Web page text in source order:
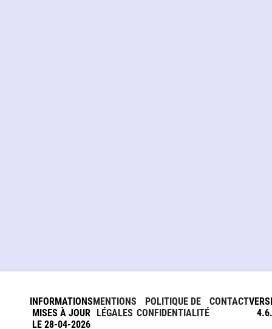
INFORMATIONS
MISES À JOUR
LE 28-04-2026
MENTIONS
LÉGALES
POLITIQUE DE
CONFIDENTIALITÉ
CONTACT